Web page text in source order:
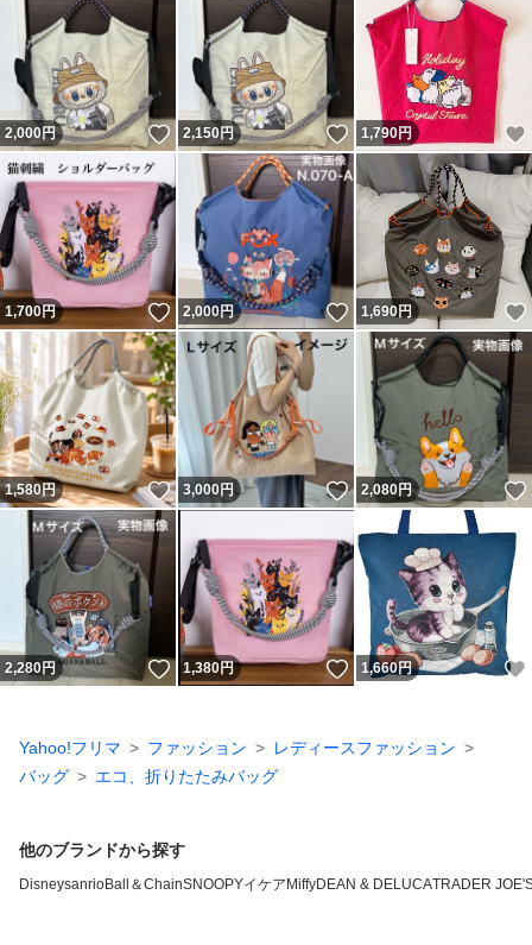
2,000円 いいね！
2,150円 いいね！
1,790円
1,700円 いいね！
2,000円 いいね！
1,690円
1,580円 いいね！
3,000円 いいね！
2,080円
2,280円 いいね！
1,380円 いいね！
1,660円
Yahoo!フリマ ファッション
レディースファッション
バッグ
エコ、折りたたみバッグ
他のブランドから探す
DisneysanrioBall＆ChainSNOOPYイケア MiffyDEAN & DELUCATRADER